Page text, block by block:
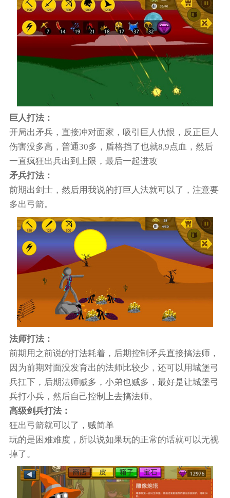
巨人打法：
开局出矛兵，直接冲对面家，吸引巨人仇恨，反正巨人
伤害没多高，普通30多，盾格挡了也就8,9点血，然后
一直疯狂出兵出到上限，最后一起进攻
矛兵打法：
前期出剑士，然后用我说的打巨人法就可以了，注意要
多出弓箭。
法师打法：
前期用之前说的打法耗着，后期控制矛兵直接搞法师，
因为前期对面没发育出的法师比较少，还可以用城堡弓
兵扛下，后期法师贼多，小弟也贼多，最好是让城堡弓
兵打小兵，然后自己控制上去搞法师。
高级剑兵打法：
狂出弓箭就可以了，贼简单
玩的是困难难度，所以说如果玩的正常的话就可以无视
掉了。